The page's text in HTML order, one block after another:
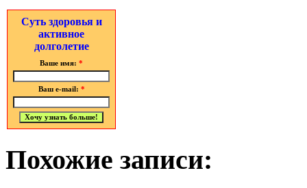
Суть здоровья и
активное
долголетие
Ваше имя: *
Ваш e-mail: *
Похожие записи: